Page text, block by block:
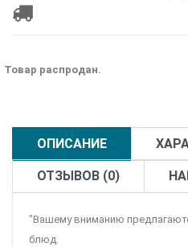
Товар распродан.
ОПИСАНИЕ
ОТЗЫВОВ (0)
"Вашему вниманию
блюд.